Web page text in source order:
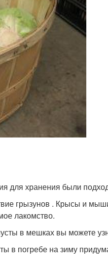
для хранения были
грызунов . Крысы и
лакомство.
в мешках вы можете
в погребе на зиму